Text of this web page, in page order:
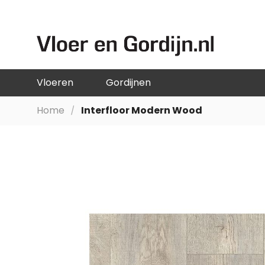
DE
INHOUD
Vloeren Gordijnen
Home Interfloor Modern Wood
afbeeldingen-